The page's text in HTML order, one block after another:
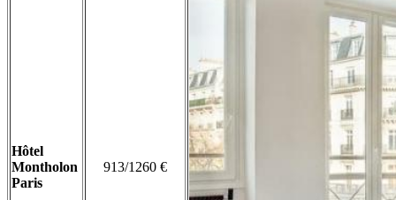
Hôtel
Montholon
Paris
913/1260 €